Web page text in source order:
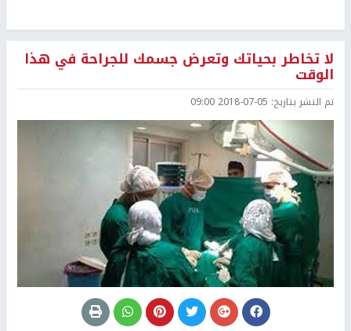
لا تخاطر بحياتك وتعرض جسمك للجراحة في هذا
الوقت
تم النشر بتاريخ: 2018-07-05 09:00